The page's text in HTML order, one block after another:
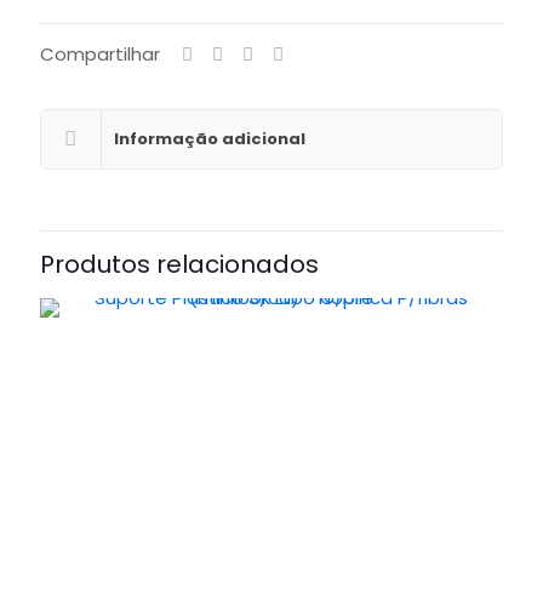
Compartilhar
Informação adicional
Produtos relacionados